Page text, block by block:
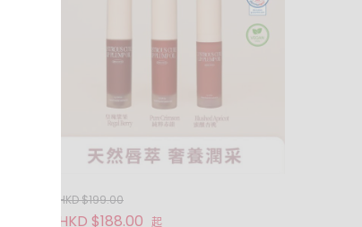
HKD $199.00
HKD $188.00 起